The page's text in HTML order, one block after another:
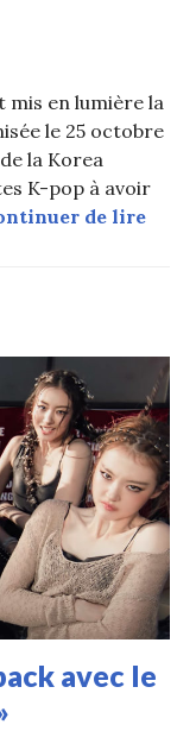
mis en lumière la
le 25 octobre
la Korea
K-pop à avoir
de lireLes
avec le